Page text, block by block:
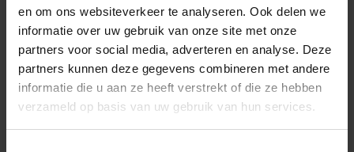
en om ons websiteverkeer te analyseren. Ook delen we
informatie over uw gebruik van onze site met onze
partners voor social media, adverteren en analyse. Deze
partners kunnen deze gegevens combineren met andere
informatie die u aan ze heeft verstrekt of die ze hebben
verzameld op basis van uw gebruik van hun services.
Artikelnummer
SKU 569868